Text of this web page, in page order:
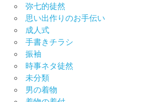
着
物
ッ
ト
物
の
弥七的徒然
思い出作りのお手伝い
成人式
手書きチラシ
振袖
時事ネタ徒然
未分類
男の着物